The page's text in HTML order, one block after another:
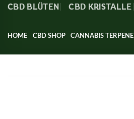
CBD BLÜTEN CBD KRISTALLE
HOME CBD SHOP CANNABIS TERPENE